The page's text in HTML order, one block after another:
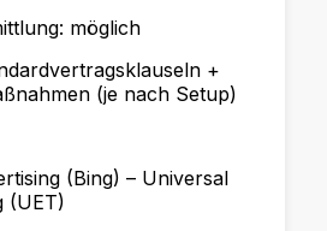
möglich
+
(je nach Setup)
(Bing) – Universal
(UET)